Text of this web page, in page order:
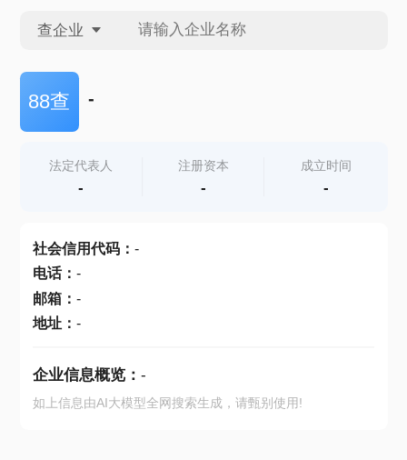
查企业
查企业
查产地
88查 -
法定代表人
-
注册资本
-
成立时间
-
社会信用代码： -
电话： -
邮箱： -
地址： -
企业信息概览： -
如上信息由AI大模型全网搜索生成，请甄别使用!